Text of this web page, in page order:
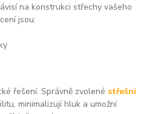
na konstrukci střechy vašeho
jsou:
řešení. Správně zvolené střešní
minimalizují hluk a umožní